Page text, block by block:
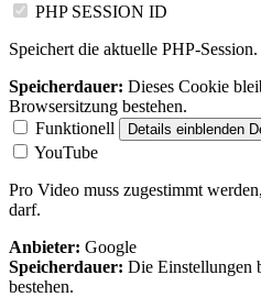
PHP SESSION ID
Speichert die aktuelle PHP-Session.
Speicherdauer: Dieses Cookie
Browsersitzung bestehen.
Funktionell
Details einblenden
YouTube
Pro Video muss zugestimmt
darf.
Anbieter: Google
Speicherdauer: Die Einstellungen
bestehen.